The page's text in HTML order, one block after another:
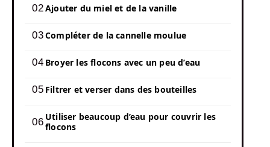
Ajouter du miel et de la vanille
Compléter de la cannelle moulue
Broyer les flocons avec un peu d’eau
Filtrer et verser dans des bouteilles
Utiliser beaucoup d’eau pour couvrir les
flocons